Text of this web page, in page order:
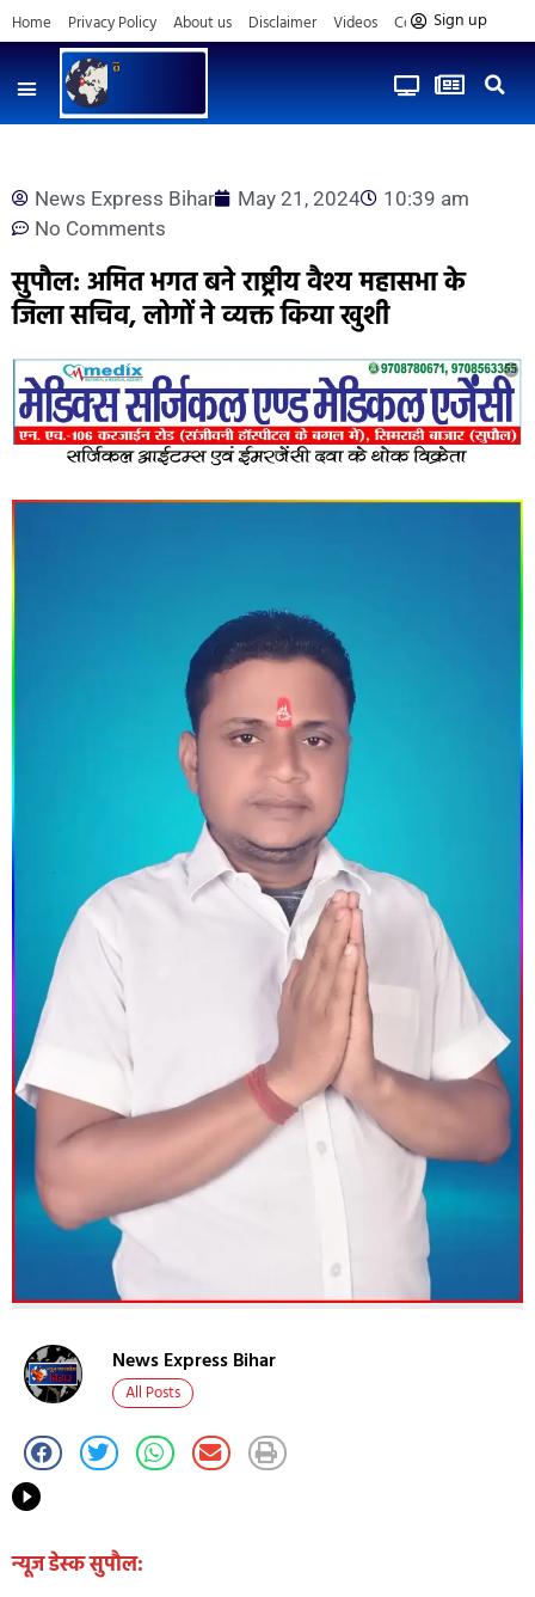
Home Privacy Policy About us Disclaimer Videos Contact us
Sign up
News Express Bihar May 21, 2024
10:39 am
No Comments
सुपौल: अमित भगत बने राष्ट्रीय वैश्य महासभा के
जिला सचिव, लोगों ने व्यक्त किया खुशी
News Express Bihar
All Posts
न्यूज डेस्क सुपौल: